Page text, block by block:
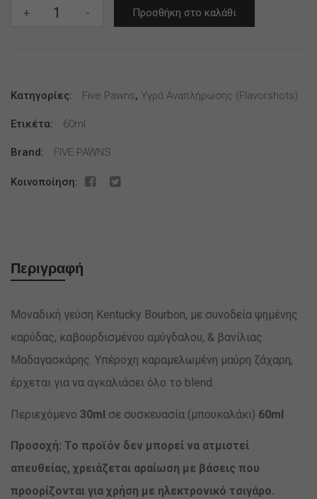
+
Castle
-
Shots
ποσότητα
- Προσθήκη στο καλάθι
Κατηγορίες: Five Pawns, Υγρά Αναπλήρωσης (flavorshots)
Ετικέτα: 60ml
Brand: FIVE PAWNS
Κοινοποίηση:
Περιγραφή
Μοναδική γεύση Kentucky Bourbon, με συνοδεία ψημένης
καρύδας, καβουρδισμένου αμύγδαλου, & βανίλιας
Μαδαγασκάρης. Υπέροχη καραμελωμένη μαύρη ζάχαρη,
έρχεται για να αγκαλιάσει όλο το blend.
Περιεχόμενο 30ml σε συσκευασία (μπουκαλάκι) 60ml
Προσοχή: Το προϊόν δεν μπορεί να ατμιστεί
απευθείας, χρειάζεται αραίωση με βάσεις που
προορίζονται για χρήση με ηλεκτρονικό τσιγάρο.